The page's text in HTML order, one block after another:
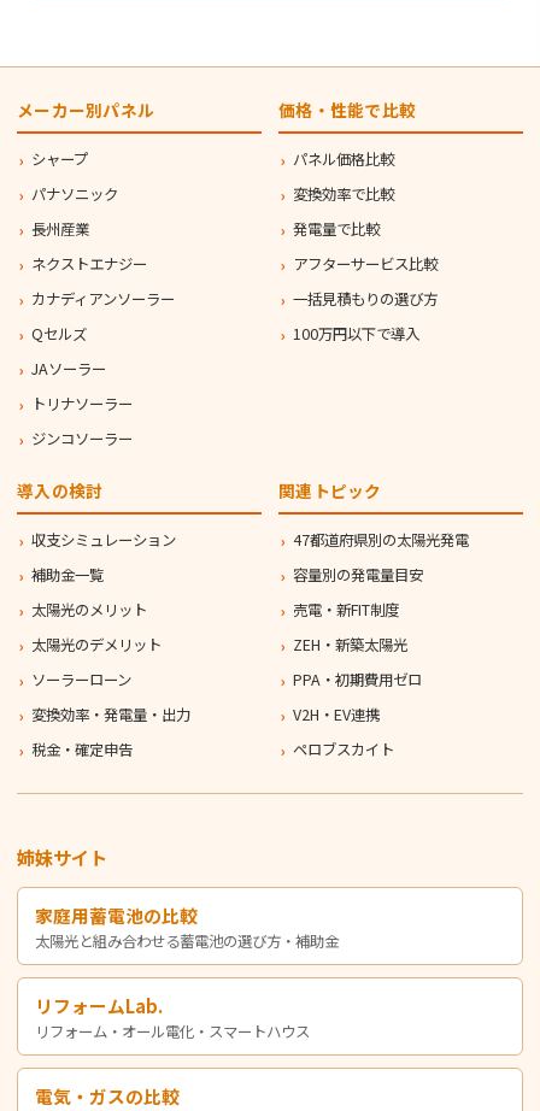
メーカー別パネル
シャープ
パナソニック
長州産業
ネクストエナジー
カナディアンソーラー
Qセルズ
JAソーラー
トリナソーラー
ジンコソーラー
価格・性能で比較
パネル価格比較
変換効率で比較
発電量で比較
アフターサービス比較
一括見積もりの選び方
100万円以下で導入
導入の検討
収支シミュレーション
補助金一覧
太陽光のメリット
太陽光のデメリット
ソーラーローン
変換効率・発電量・出力
税金・確定申告
関連トピック
47都道府県別の太陽光発電
容量別の発電量目安
売電・新FIT制度
ZEH・新築太陽光
PPA・初期費用ゼロ
V2H・EV連携
ペロブスカイト
姉妹サイト
家庭用蓄電池の比較
太陽光と組み合わせる蓄電池の選び方・補助金
リフォームLab.
リフォーム・オール電化・スマートハウス
電気・ガスの比較